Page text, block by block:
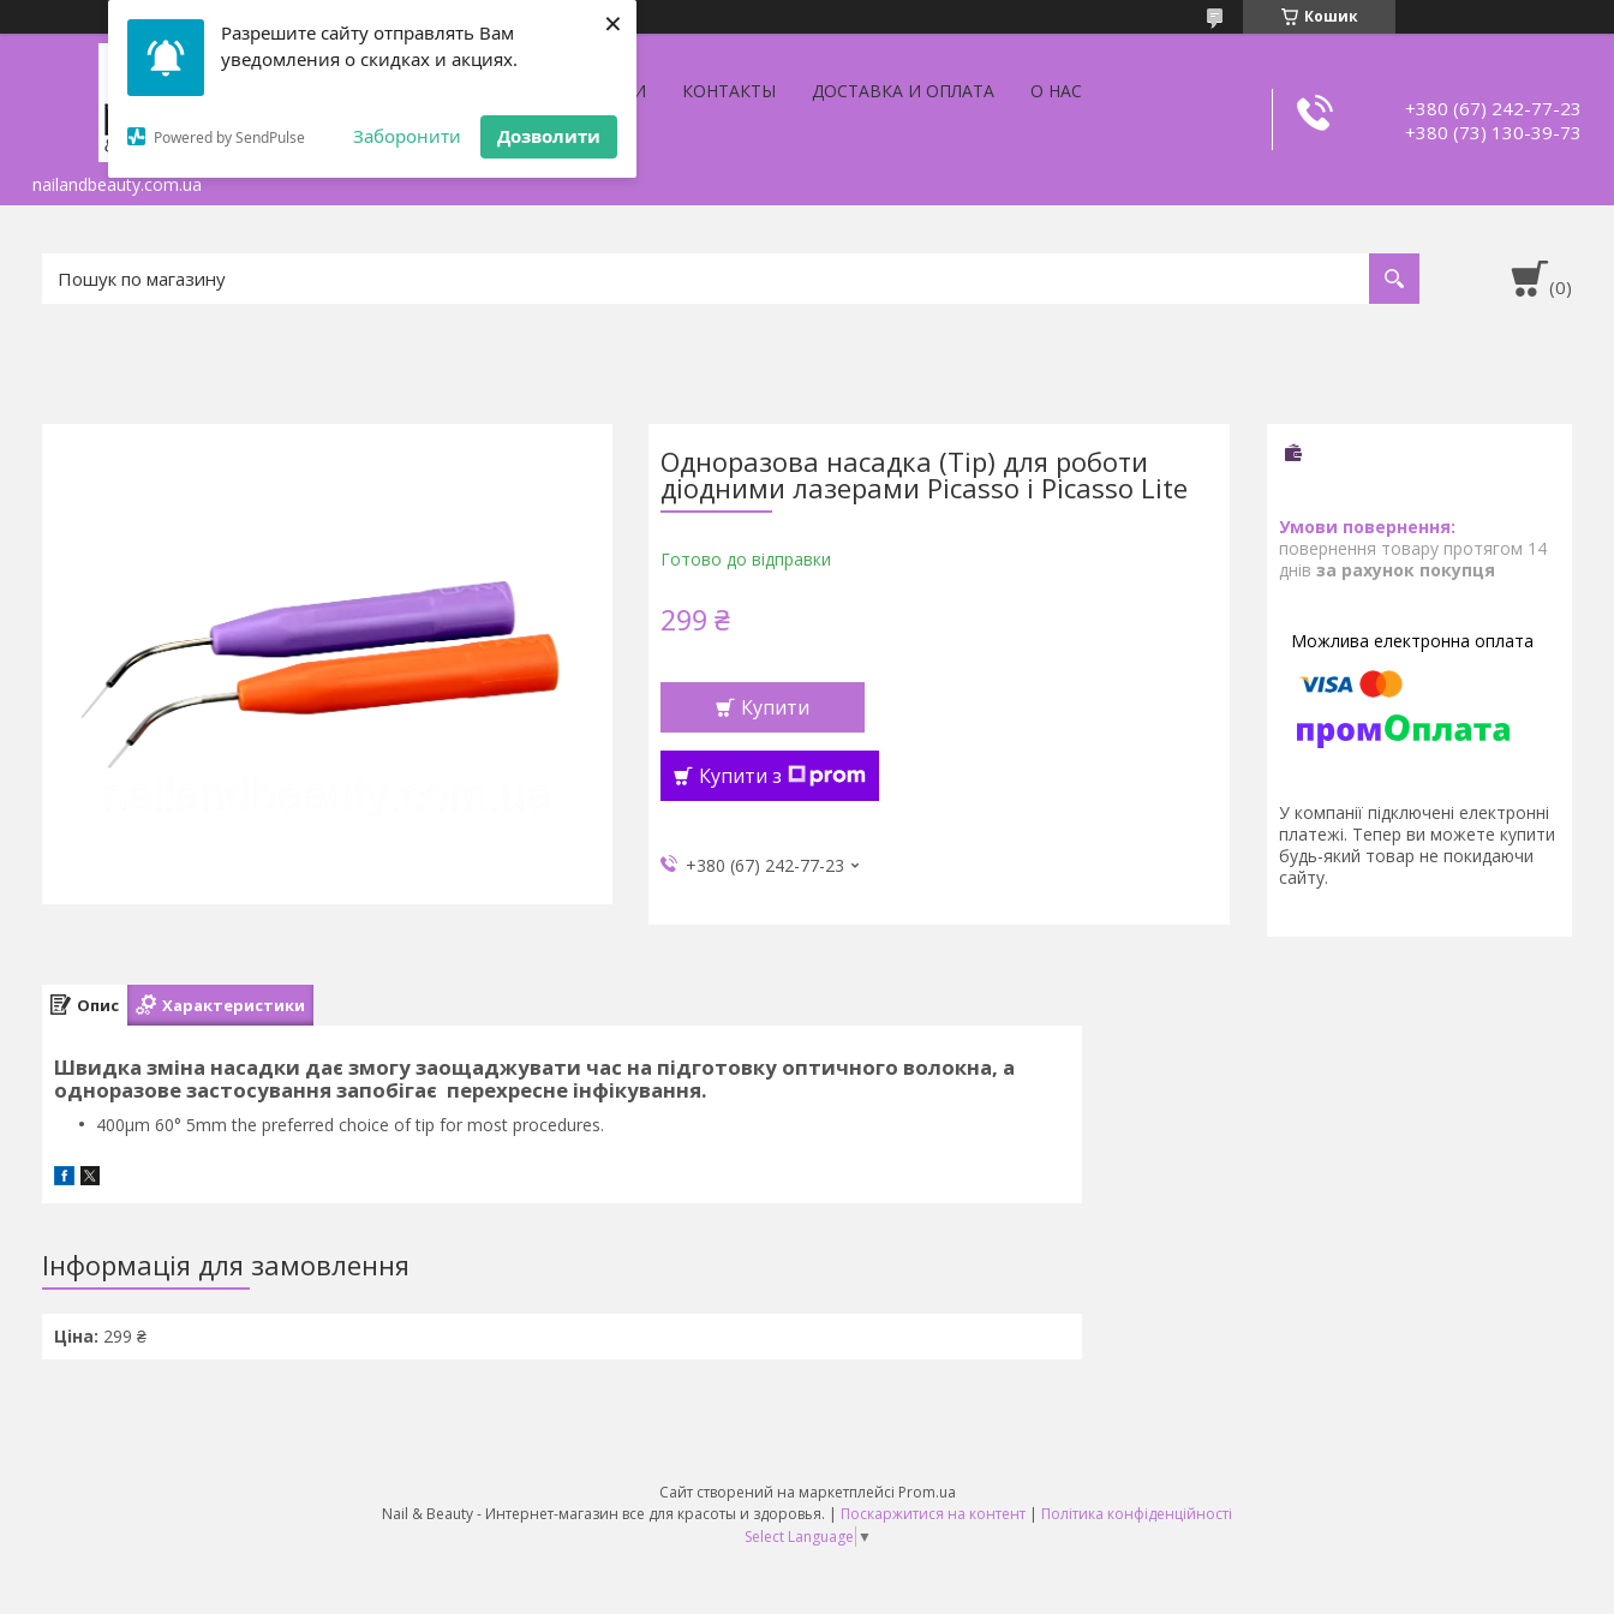
Разрешите сайту отправлять Вам
уведомления о скидках и акциях.
Powered by SendPulse Заборонити Дозволити
× Кошик
nailandbeauty.com.ua
АКЦИИ КОНТАКТЫ ДОСТАВКА И ОПЛАТА О НАС
ОБМЕН И ВОЗВРАТ ТОВАРА
+380 (67) 242-77-23
+380 (73) 130-39-73
Одноразова насадка (Tip) для роботи
діодними лазерами Picasso і Picasso Lite
Готово до відправки
299 ₴
Купити
Купити з
+380 (67) 242-77-23
повернення товару протягом 14
днів за рахунок покупця
У компанії підключені електронні
платежі. Тепер ви можете купити
будь-який товар не покидаючи
сайту.
Опис Характеристики
Швидка зміна насадки дає змогу заощаджувати час на підготовку оптичного волокна, а
одноразове застосування запобігає перехресне інфікування.
400µm 60° 5mm the preferred choice of tip for most procedures.
Інформація для замовлення
Ціна: 299 ₴
Сайт створений на маркетплейсі Prom.ua
Nail & Beauty - Интернет-магазин все для красоты и здоровья. | Поскаржитися на контент | Політика конфіденційності
Select Language ▼